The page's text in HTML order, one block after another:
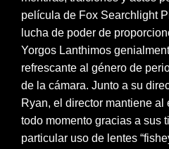
película de Fox Searchlight
lucha de poder de
Yorgos Lanthimos
refrescante al género de
de la cámara. Junto a su
Ryan, el director mantiene
todo momento gracias a sus
particular uso de lentes